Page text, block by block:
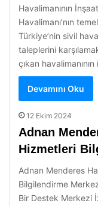
Havalimanının
Havalimanı’nın
Türkiye’nin sivil
taleplerini
çıkan
Devamını Oku
12 Ekim 2024
Adnan
Hizmetleri
Adnan Menderes
Bilgilendirme
Bir Destek Merkezi